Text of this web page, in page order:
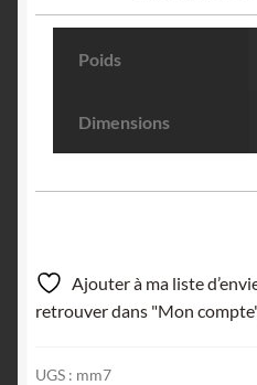
Poids
Dimensions
Ajouter à ma liste
retrouver dans "Mon
UGS : mm7